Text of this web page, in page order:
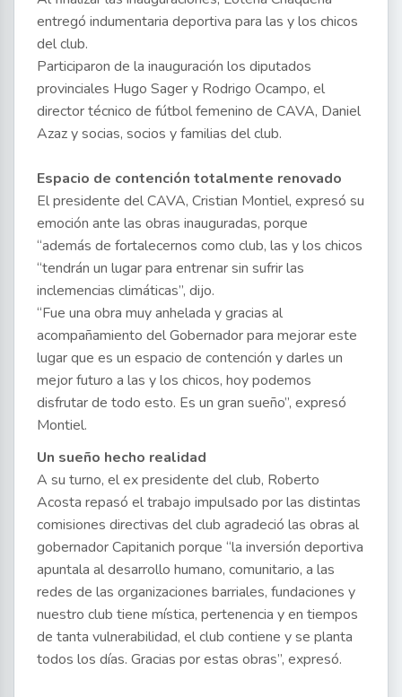
entregó indumentaria deportiva para las y los chicos
del club.
Participaron de la inauguración los diputados
provinciales Hugo Sager y Rodrigo Ocampo, el
director técnico de fútbol femenino de CAVA, Daniel
Azaz y socias, socios y familias del club.
Espacio de contención totalmente renovado
El presidente del CAVA, Cristian Montiel, expresó su
emoción ante las obras inauguradas, porque
“además de fortalecernos como club, las y los chicos
“tendrán un lugar para entrenar sin sufrir las
inclemencias climáticas”, dijo.
“Fue una obra muy anhelada y gracias al
acompañamiento del Gobernador para mejorar este
lugar que es un espacio de contención y darles un
mejor futuro a las y los chicos, hoy podemos
disfrutar de todo esto. Es un gran sueño”, expresó
Montiel.
Un sueño hecho realidad
A su turno, el ex presidente del club, Roberto
Acosta repasó el trabajo impulsado por las distintas
comisiones directivas del club agradeció las obras al
gobernador Capitanich porque “la inversión deportiva
apuntala al desarrollo humano, comunitario, a las
redes de las organizaciones barriales, fundaciones y
nuestro club tiene mística, pertenencia y en tiempos
de tanta vulnerabilidad, el club contiene y se planta
todos los días. Gracias por estas obras”, expresó.